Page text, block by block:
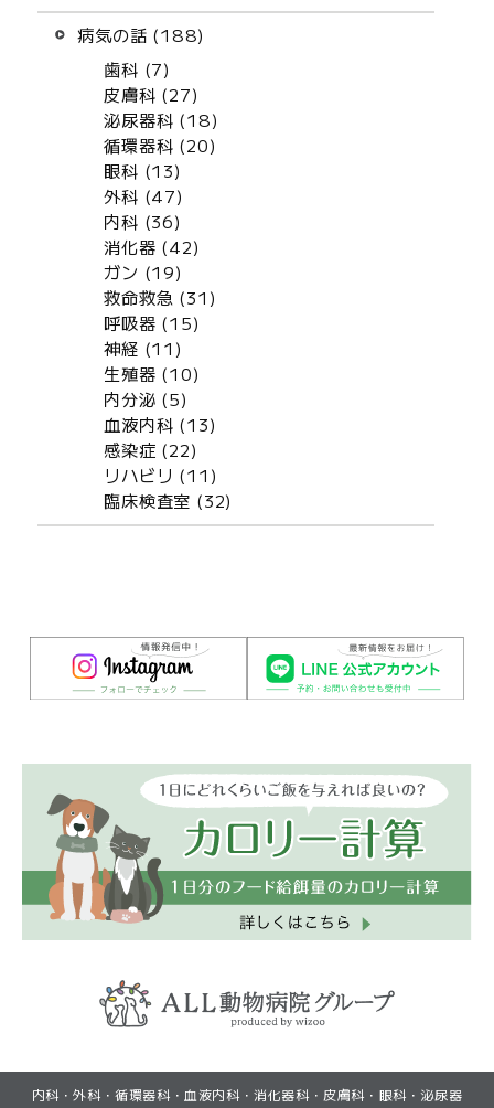
(GoogleMapで見る)
(初診・再診)LINEから予約 (再診)Web予約
(GoogleMapで見る)
(初診・再診)LINEから予約 (再診)Web予約
病気の話 (188)
歯科 (7)
皮膚科 (27)
泌尿器科 (18)
循環器科 (20)
眼科 (13)
外科 (47)
内科 (36)
消化器 (42)
ガン (19)
救命救急 (31)
呼吸器 (15)
神経 (11)
生殖器 (10)
内分泌 (5)
血液内科 (13)
感染症 (22)
リハビリ (11)
臨床検査室 (32)
内科・外科・循環器科・血液内科・消化器科・皮膚科・眼科・泌尿器